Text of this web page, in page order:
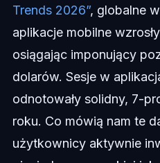
Trends 2026”, globalne
aplikacje mobilne
osiągając imponujący
dolarów. Sesje w
odnotowały solidny, 7-
roku. Co mówią nam te
użytkownicy aktywnie